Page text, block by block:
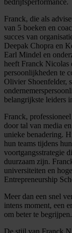
Franck, die als
van 5 boeken en
succes van
Deepak Chopra en
Earl Mindel en
heeft Franck Nicolas
persoonlijkheden te
Olivier Shoenfelder,
belangrijkste leiders
Franck,
door tal van media
unieke benadering.
hun teams tijdens
voortgangsstrategie
duurzaam zijn.
universiteiten en
Entrepreneurship
Meer dan een snel
intens moment, een
om beter te begrijpen.
De stijl van Franck